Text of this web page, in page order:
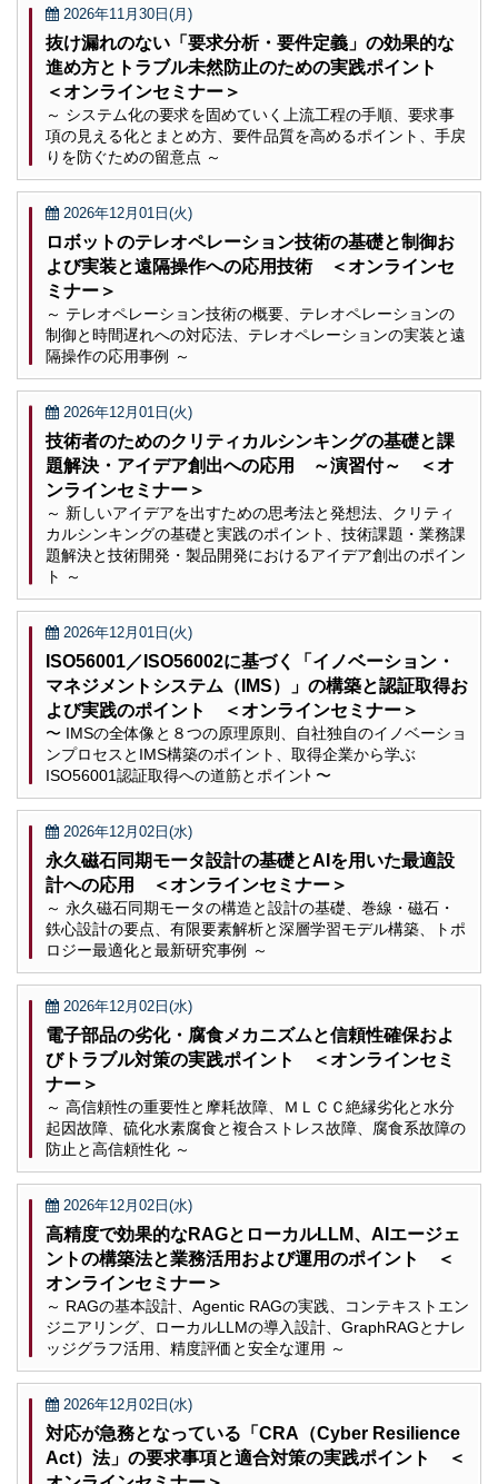
2026年11月30日(月)
抜け漏れのない「要求分析・要件定義」の効果的な
進め方とトラブル未然防止のための実践ポイント
＜オンラインセミナー＞
～ システム化の要求を固めていく上流工程の手順、要求事
項の見える化とまとめ方、要件品質を高めるポイント、手戻
りを防ぐための留意点 ～
2026年12月01日(火)
ロボットのテレオペレーション技術の基礎と制御お
よび実装と遠隔操作への応用技術 ＜オンラインセ
ミナー＞
～ テレオペレーション技術の概要、テレオペレーションの
制御と時間遅れへの対応法、テレオペレーションの実装と遠
隔操作の応用事例 ～
2026年12月01日(火)
技術者のためのクリティカルシンキングの基礎と課
題解決・アイデア創出への応用 ～演習付～ ＜オ
ンラインセミナー＞
～ 新しいアイデアを出すための思考法と発想法、クリティ
カルシンキングの基礎と実践のポイント、技術課題・業務課
題解決と技術開発・製品開発におけるアイデア創出のポイン
ト ～
2026年12月01日(火)
ISO56001／ISO56002に基づく「イノベーション・
マネジメントシステム（IMS）」の構築と認証取得お
よび実践のポイント ＜オンラインセミナー＞
〜 IMSの全体像と８つの原理原則、自社独自のイノベーショ
ンプロセスとIMS構築のポイント、取得企業から学ぶ
ISO56001認証取得への道筋とポインﾄ 〜
2026年12月02日(水)
永久磁石同期モータ設計の基礎とAIを用いた最適設
計への応用 ＜オンラインセミナー＞
～ 永久磁石同期モータの構造と設計の基礎、巻線・磁石・
鉄心設計の要点、有限要素解析と深層学習モデル構築、トポ
ロジー最適化と最新研究事例 ～
2026年12月02日(水)
電子部品の劣化・腐食メカニズムと信頼性確保およ
びトラブル対策の実践ポイント ＜オンラインセミ
ナー＞
～ 高信頼性の重要性と摩耗故障、ＭＬＣＣ絶縁劣化と水分
起因故障、硫化水素腐食と複合ストレス故障、腐食系故障の
防止と高信頼性化 ～
2026年12月02日(水)
高精度で効果的なRAGとローカルLLM、AIエージェ
ントの構築法と業務活用および運用のポイント ＜
オンラインセミナー＞
～ RAGの基本設計、Agentic RAGの実践、コンテキストエン
ジニアリング、ローカルLLMの導入設計、GraphRAGとナレ
ッジグラフ活用、精度評価と安全な運用 ～
2026年12月02日(水)
対応が急務となっている「CRA（Cyber Resilience
Act）法」の要求事項と適合対策の実践ポイント ＜